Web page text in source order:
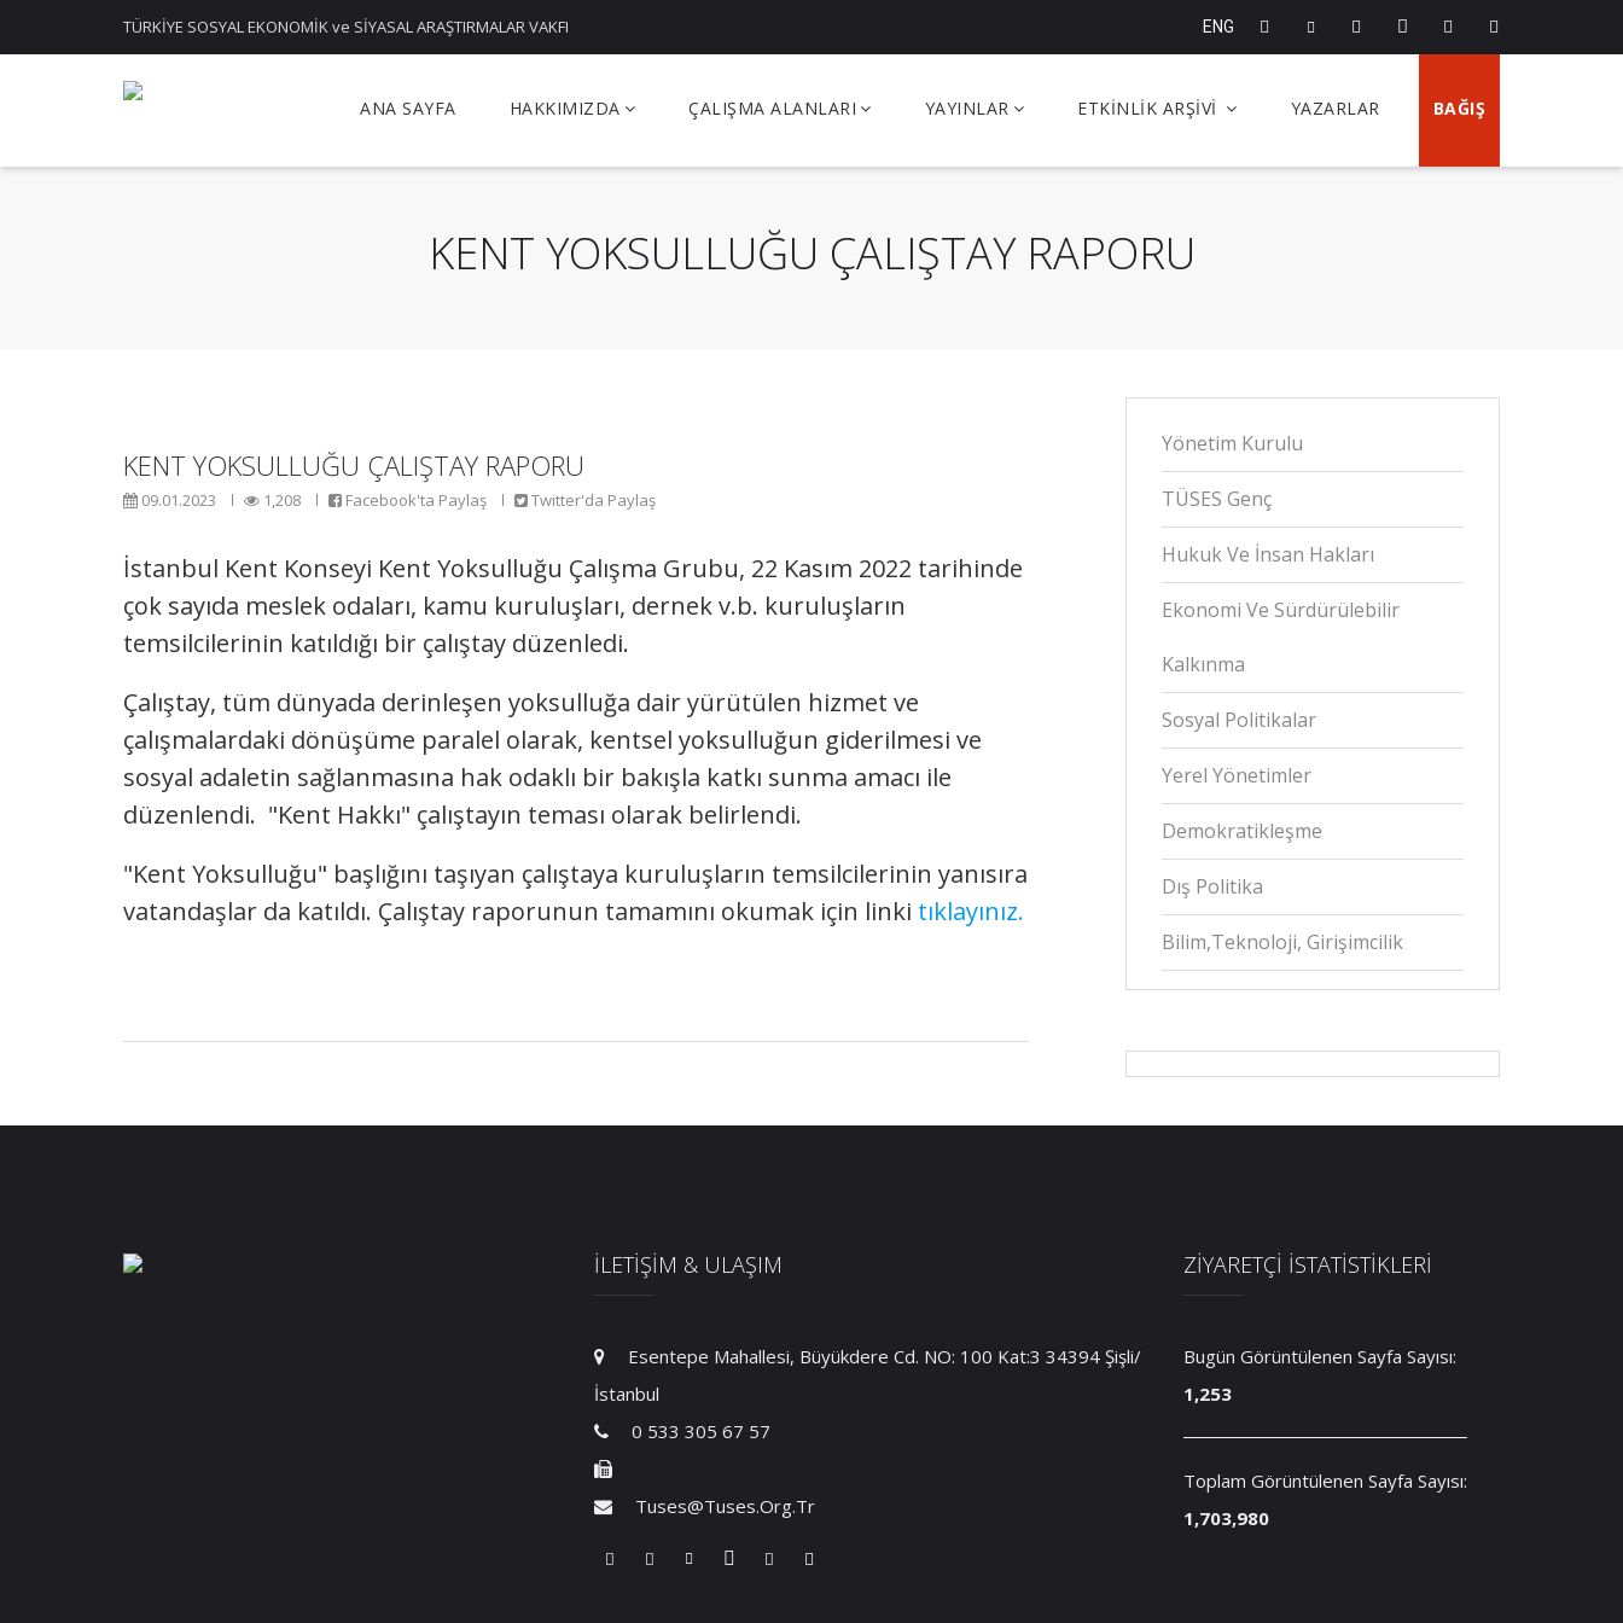
TÜRKİYE SOSYAL EKONOMİK ve SİYASAL ARAŞTIRMALAR VAKFI ENG
ANA SAYFA HAKKIMIZDA ÇALIŞMA ALANLARI YAYINLAR ETKİNLİK ARŞİVİ YAZARLAR BAĞIŞ
KENT YOKSULLUĞU ÇALIŞTAY RAPORU
KENT YOKSULLUĞU ÇALIŞTAY RAPORU
09.01.2023 1,208 Facebook'ta Paylaş Twitter'da Paylaş
İstanbul Kent Konseyi Kent Yoksulluğu Çalışma Grubu, 22 Kasım 2022 tarihinde
çok sayıda meslek odaları, kamu kuruluşları, dernek v.b. kuruluşların
temsilcilerinin katıldığı bir çalıştay düzenledi.
Çalıştay, tüm dünyada derinleşen yoksulluğa dair yürütülen hizmet ve
çalışmalardaki dönüşüme paralel olarak, kentsel yoksulluğun giderilmesi ve
sosyal adaletin sağlanmasına hak odaklı bir bakışla katkı sunma amacı ile
düzenlendi. "Kent Hakkı" çalıştayın teması olarak belirlendi.
"Kent Yoksulluğu" başlığını taşıyan çalıştaya kuruluşların temsilcilerinin yanısıra
vatandaşlar da katıldı. Çalıştay raporunun tamamını okumak için linki tıklayınız.
Yönetim Kurulu
TÜSES Genç
Hukuk Ve İnsan Hakları
Ekonomi Ve Sürdürülebilir
Kalkınma
Sosyal Politikalar
Yerel Yönetimler
Demokratikleşme
Dış Politika
Bilim,Teknoloji, Girişimcilik
İLETİŞİM & ULAŞIM
Esentepe Mahallesi, Büyükdere Cd. NO: 100 Kat:3 34394 Şişli/
İstanbul
0 533 305 67 57
Tuses@tuses.org.tr
ZİYARETÇİ İSTATİSTİKLERİ
Bugün Görüntülenen Sayfa Sayısı:
1,253
Toplam Görüntülenen Sayfa Sayısı:
1,703,980